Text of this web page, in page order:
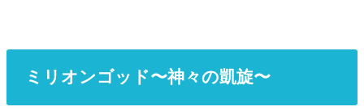
ミリオンゴッド〜神々の凱旋〜